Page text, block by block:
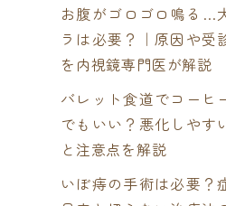
お腹がゴロゴロ鳴る…
ラは必要？｜原因や受
を内視鏡専門医が解説
バレット食道でコーヒ
でもいい？悪化しやす
と注意点を解説
いぼ痔の手術は必要？